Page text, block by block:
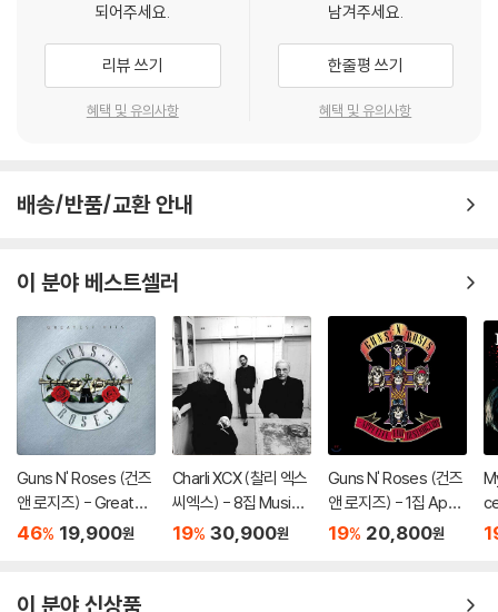
되어주세요.
리뷰 쓰기
혜택 및 유의사항
남겨주세요.
한줄평 쓰기
혜택 및 유의사항
배송/반품/교환 안내
이 분야 베스트셀러
Guns N' Roses (건즈
앤 로지즈) - Greates
t Hits: Their Biggest
46% 19,900원
Charli XCX (찰리 엑스
씨엑스) - 8집 Music,
Fashion, Film
19% 30,900원
Guns N' Roses (건즈
앤 로지즈) - 1집 Appe
tite For Destruction
19% 20,800원
이 분야 신상품